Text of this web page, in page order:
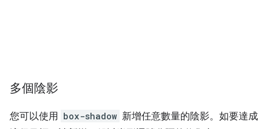
多個陰影
您可以使用 box-shadow 新增任意數量的陰影。如要達成